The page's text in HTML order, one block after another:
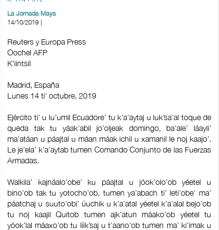
La Jornada Maya
14/10/2019 |
Reuters y Europa Press
Oochel AFP
K'iintsil
Madrid, España
Lunes 14 ti' octubre, 2019
Ejército ti’ u lu’umil Ecuadore’ tu k’a’aytaj u luk’sa’al toque de
queda tak tu yáak’abil jo’oljeak domingo, ba’ale’ láayli’
ma’atáan u páajtal u máan máak ichil u xamanil le noj kaajo’.
Le je’ela’ k’a’aytab tumen Comando Conjunto de las Fuerzas
Armadas.
Walkila’ kajnáalo’obe’ ku páajtal u jóok’olo’ob yéetel u
bino’ob tak tu yotocho’ob, tumen ya’abach ti’ leti’obe’ ma’
páatchaj u suuto’obi’ úuchik u k’a’atal yéetel k’a’alal bejo’ob
tu noj kaajil Quitob tumen ajk’atun máako’ob yéetel tu
yóok’lal máaxo’ob tu líik’saj u t’aano’ob tumen ma’ ki’imak u